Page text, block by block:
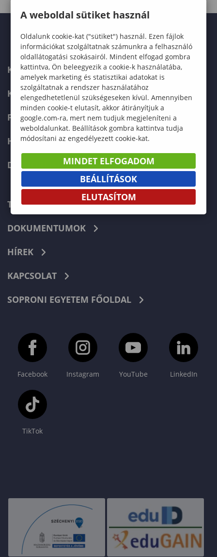
KARUNK
KÉPZÉSEK
FELVÉTELIZŐKNEK
HALLGATÓKNAK
DOKTORI ISKOLA
TELEFONKÖNYV
DOKUMENTUMOK
HÍREK
KAPCSOLAT
SOPRONI EGYETEM FŐOLDAL
Facebook Instagram YouTube LinkedIn
TikTok
A weboldal sütiket használ
Oldalunk cookie-kat ("sütiket") használ. Ezen fájlok
információkat szolgáltatnak számunkra a felhasználó
oldallátogatási szokásairól. Mindent elfogad gombra
kattintva, Ön beleegyezik a cookie-k használatába,
amelyek marketing és statisztikai adatokat is
szolgáltatnak a rendszer használatához
elengedhetetlenül szükségeseken kívül. Amennyiben
minden cookie-t elutasít, akkor átirányítjuk a
google.com-ra, mert nem tudjuk megjeleníteni a
weboldalunkat. Beállítások gombra kattintva tudja
módosítani az engedélyezett cookie-kat.
MINDET ELFOGADOM
BEÁLLÍTÁSOK
ELUTASÍTOM